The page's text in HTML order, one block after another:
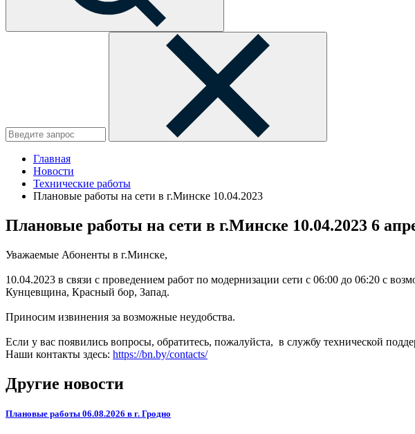
Главная
Новости
Технические работы
Плановые работы на сети в г.Минске 10.04.2023
Плановые работы на сети в г.Минске 10.04.2023 6
Уважаемые Абоненты в г.Минске,
10.04.2023 в связи с проведением работ по модернизации сети с 06:00 до 06:20 с
Кунцевщина, Красный бор, Запад.
Приносим извинения за возможные неудобства.
Если у вас появились вопросы, обратитесь, пожалуйста, в службу технической
Наши контакты здесь: https://bn.by/contacts/
Другие новости
Плановые работы 06.08.2026 в г. Гродно